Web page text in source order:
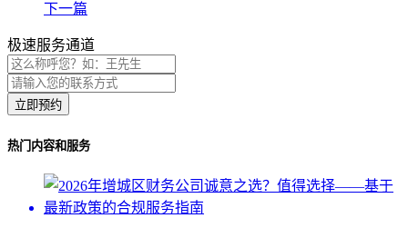
下一篇
极速服务通道
立即预约
热门内容和服务